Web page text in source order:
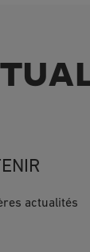
actualités